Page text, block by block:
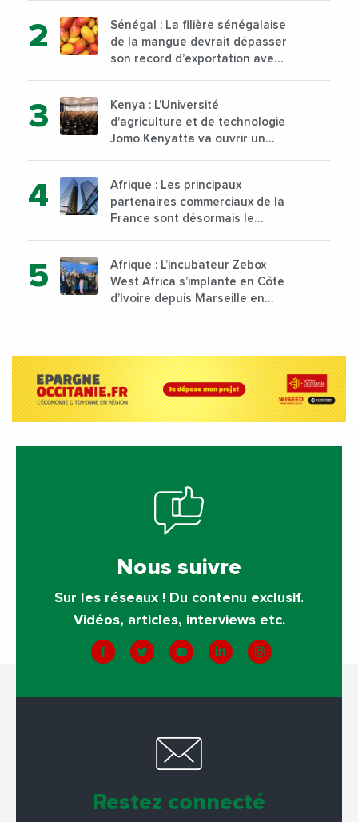
Sénégal : La filière sénégalaise
de la mangue devrait dépasser
son record d’exportation avec
Kenya : L’Université
d'agriculture et de technologie
Jomo Kenyatta va ouvrir un
sur son campus de Karen à
Nairobi dès janvier 2023
Afrique : Les principaux
partenaires commerciaux de la
France sont désormais le
Afrique : L’incubateur Zebox
West Africa s’implante en Côte
d’Ivoire depuis Marseille en
Nous suivre
Sur les réseaux ! Du contenu exclusif.
Vidéos, articles, interviews etc.
Restez connecté